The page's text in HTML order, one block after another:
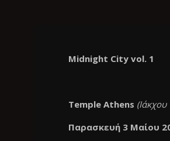
Midnight City vol. 1
Temple Athens (Ιάκχου
Παρασκευή 3 Μαίου